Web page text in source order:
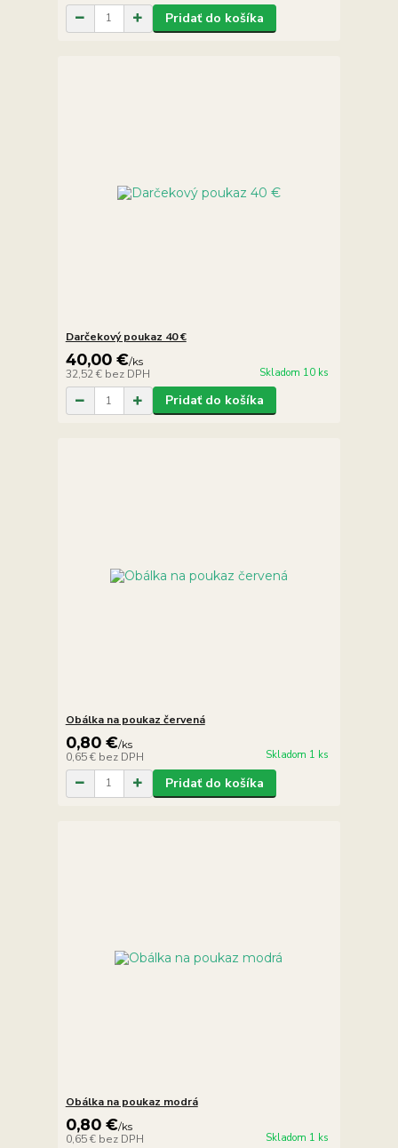
Pridať do košíka
Darčekový poukaz 40 €
40,00 €/ks
32,52 € bez DPH Skladom 10 ks
Pridať do košíka
Obálka na poukaz červená
0,80 €/ks
0,65 € bez DPH Skladom 1 ks
Pridať do košíka
Obálka na poukaz modrá
0,80 €/ks
0,65 € bez DPH Skladom 1 ks